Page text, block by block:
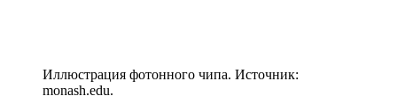
Иллюстрация фотонного чипа. Источник:
monash.edu.